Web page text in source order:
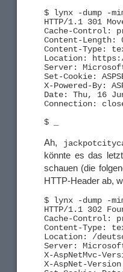
$ lynx -dump -
HTTP/1.1 301
Cache-Control:
Content-Length:
Content-Type:
Location: https://
Server:
Set-Cookie:
X-Powered-By:
Date: Thu, 16
Connection:
Ah,
könnte es das
schauen (die
HTTP-Header ab,
$ lynx -dump -
HTTP/1.1 302
Cache-Control:
Content-Type:
Location: /
Server:
X-AspNetMvc-
X-AspNet-